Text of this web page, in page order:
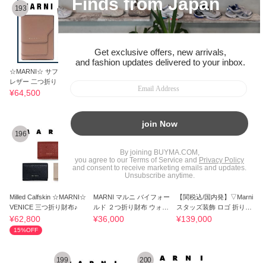
193
☆MARNI☆ サフィアーノ
レザー 二つ折り 折りたた
み財布
¥64,500
194 195
無 国内発送
¥45,000
196
Milled Calfskin ☆MARNI☆
VENICE 三つ折り財布♪
¥62,800
15%OFF
197
MARNI マルニ バイフォー
ルド ２つ折り財布 ウォレ
ット 送関込み
¥36,000
198
【関税込/国内発】▽Marni
スタッズ装飾 ロゴ 折りた
たみ財布
¥139,000
199 200